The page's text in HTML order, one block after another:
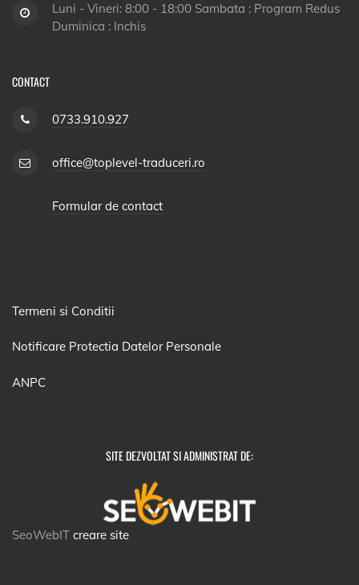
Luni - Vineri: 8:00 - 18:00 Sambata : Program Redus
Duminica : Inchis
CONTACT
0733.910.927
office@toplevel-traduceri.ro
Formular de contact
Termeni si Conditii
Notificare Protectia Datelor Personale
ANPC
SITE DEZVOLTAT SI ADMINISTRAT DE:
SeoWebIT creare site